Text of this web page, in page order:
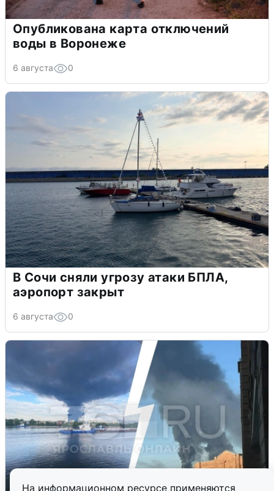
На информационном ресурсе применяются
Опубликована карта отключений
воды в Воронеже
6 августа 0
В Сочи сняли угрозу атаки БПЛА,
аэропорт закрыт
6 августа 0